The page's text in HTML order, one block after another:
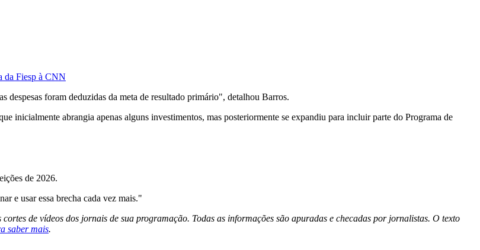
da Fiesp à CNN
despesas foram deduzidas da meta de resultado primário", detalhou Barros.
inicialmente abrangia apenas alguns investimentos, mas posteriormente se expandiu para incluir parte do Programa de
de 2026.
e usar essa brecha cada vez mais."
de vídeos dos jornais de sua programação. Todas as informações são apuradas e checadas por jornalistas. O texto
saber mais.